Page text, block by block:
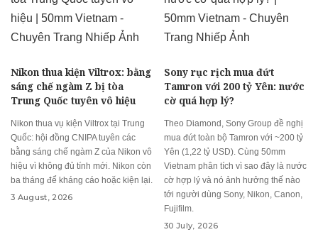
Nikon thua kiện Viltrox: bằng
sáng chế ngàm Z bị tòa
Trung Quốc tuyên vô hiệu
Nikon thua vụ kiện Viltrox tại Trung
Quốc: hội đồng CNIPA tuyên các
bằng sáng chế ngàm Z của Nikon vô
hiệu vì không đủ tính mới. Nikon còn
ba tháng để kháng cáo hoặc kiện lại.
3 August, 2026
Sony rục rịch mua đứt
Tamron với 200 tỷ Yên: nước
cờ quá hợp lý?
Theo Diamond, Sony Group đề nghị
mua đứt toàn bộ Tamron với ~200 tỷ
Yên (1,22 tỷ USD). Cùng 50mm
Vietnam phân tích vì sao đây là nước
cờ hợp lý và nó ảnh hưởng thế nào
tới người dùng Sony, Nikon, Canon,
Fujifilm.
30 July, 2026